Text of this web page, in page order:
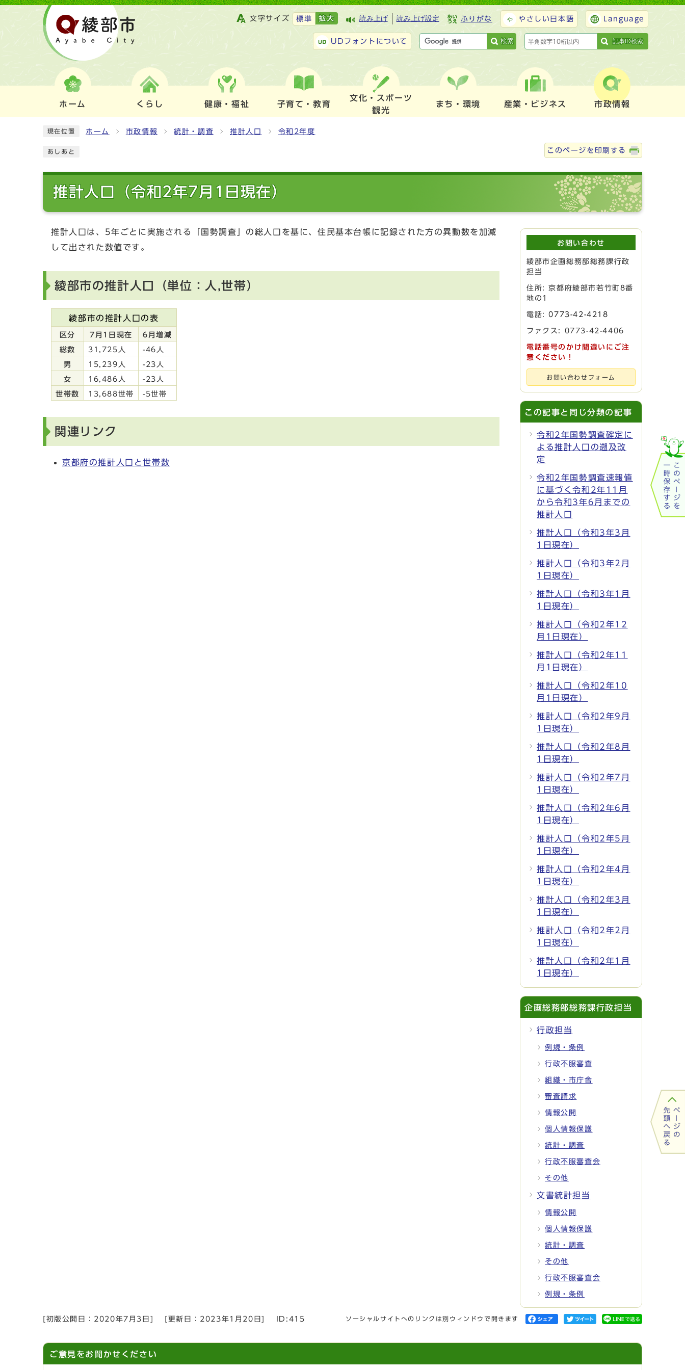
文字サイズ 標準 拡大 読み上げ 読み上げ設定 ふりがな やさしい日本語 Language
UDフォントについて 検索 記事ID検索
ホーム くらし 健康・福祉 子育て・教育
文化・スポーツ
観光
まち・環境 産業・ビジネス 市政情報
現在位置 ホーム 市政情報 統計・調査 推計人口 令和2年度
あしあと このページを印刷する
推計人口（令和2年7月1日現在）
推計人口は、5年ごとに実施される「国勢調査」の総人口を基に、住民基本台帳に記録された方の異動数を加減
して出された数値です。
綾部市の推計人口（単位：人,世帯）
綾部市の推計人口の表
区分 7月1日現在 6月増減
総数 31,725人 -46人
男 15,239人 -23人
女 16,486人 -23人
世帯数 13,688世帯 -5世帯
関連リンク
京都府の推計人口と世帯数
お問い合わせ
綾部市企画総務部総務課行政
担当
住所: 京都府綾部市若竹町8番
地の1
電話:0773-42-4218
ファクス: 0773-42-4406
電話番号のかけ間違いにご注
意ください！
お問い合わせフォーム
この記事と同じ分類の記事
令和2年国勢調査確定に
よる推計人口の遡及改
定
令和2年国勢調査速報値
に基づく令和2年11月
から令和3年6月までの
推計人口
推計人口（令和3年3月
1日現在）
推計人口（令和3年2月
1日現在）
推計人口（令和3年1月
1日現在）
推計人口（令和2年12
月1日現在）
推計人口（令和2年11
月1日現在）
推計人口（令和2年10
月1日現在）
推計人口（令和2年9月
1日現在）
推計人口（令和2年8月
1日現在）
推計人口（令和2年7月
1日現在）
推計人口（令和2年6月
1日現在）
推計人口（令和2年5月
1日現在）
推計人口（令和2年4月
1日現在）
推計人口（令和2年3月
1日現在）
推計人口（令和2年2月
1日現在）
推計人口（令和2年1月
1日現在）
企画総務部総務課行政担当
行政担当
例規・条例
行政不服審査
組織・市庁舎
審査請求
情報公開
個人情報保護
統計・調査
行政不服審査会
その他
文書統計担当
情報公開
個人情報保護
統計・調査
その他
行政不服審査会
例規・条例
[初版公開日： 2020年7月3日 [更新日： 2023年1月20日 ID:415 ソーシャルサイトへのリンクは別ウィンドウで開きます
ご意見をお聞かせください